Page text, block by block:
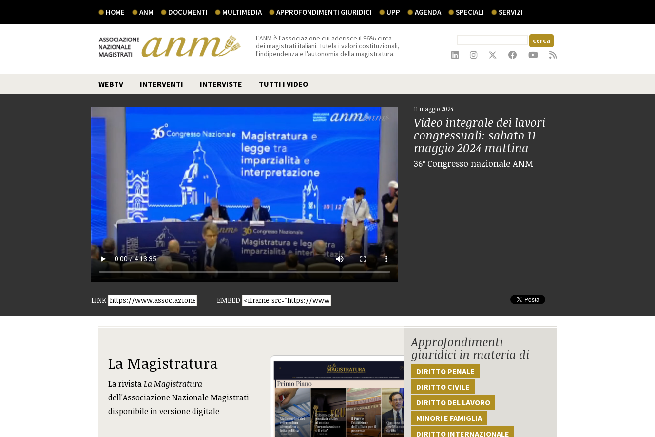
HOME ANM DOCUMENTI MULTIMEDIA APPROFONDIMENTI GIURIDICI UPP AGENDA SPECIALI SERVIZI
L'ANM è l'associazione cui aderisce il 96% circa
dei magistrati italiani. Tutela i valori costituzionali,
l'indipendenza e l'autonomia della magistratura.
WEBTV INTERVENTI INTERVISTE TUTTI I VIDEO
11 maggio 2024
Video integrale dei lavori
congressuali: sabato 11
maggio 2024 mattina
36º Congresso nazionale ANM
LINK EMBED
La Magistratura
La rivistaLa Magistratura
dell'Associazione Nazionale Magistrati
disponibile in versione digitale
Approfondimenti
giuridici in materia di
DIRITTO PENALE
DIRITTO CIVILE
DIRITTO DEL LAVORO
MINORI E FAMIGLIA
DIRITTO INTERNAZIONALE